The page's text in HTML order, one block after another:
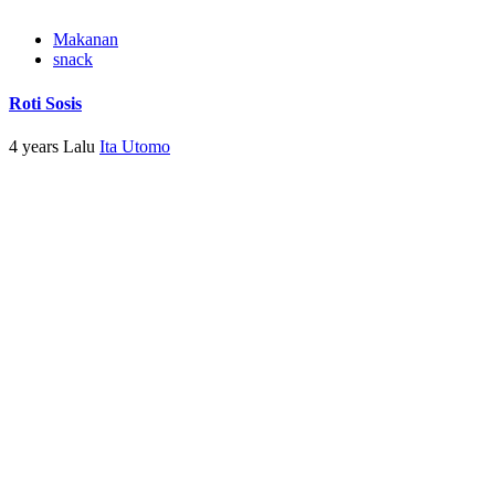
Makanan
snack
Roti Sosis
4 years Lalu Ita Utomo